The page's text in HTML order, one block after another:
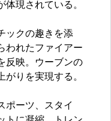
体現されている。
ックの趣きを添
われたファイアー
反映。ウーブンの
りを実現する。
ポーツ、スタイ